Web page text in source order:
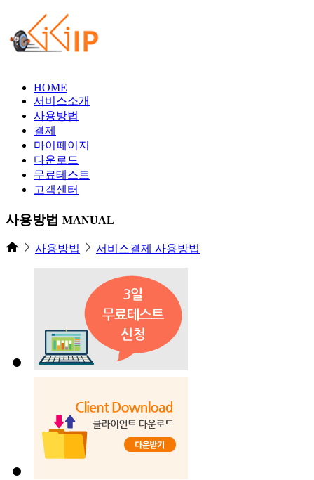
HOME
서비스소개
사용방법
결제
마이페이지
다운로드
무료테스트
고객센터
사용방법 MANUAL
사용방법 서비스결제 사용방법